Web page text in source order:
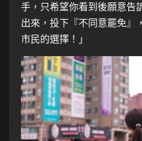
手，只希望你看到後願意告
出來，投下『不同意罷免』
市民的選擇！」